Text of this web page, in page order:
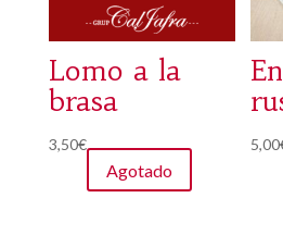
Lomo a la
brasa
3,50€
Agotado
5,00